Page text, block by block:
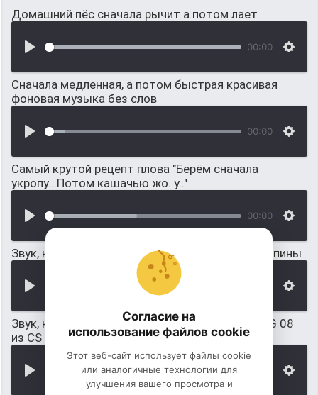
Домашний пёс сначала рычит а потом лает
00:00
Сначала медленная, а потом быстрая красивая
фоновая музыка без слов
00:00
Самый крутой рецепт плова "Берём сначала
укропу...Потом кашачью жо..у.."
00:00
Звук, когда SSG 08 из CS GO вытащили из-за спины
Звук, когда вытащили обойму из винтовки SSG 08
из CS GO
Согласие на
использование файлов cookie
Этот веб-сайт использует файлы cookie
или аналогичные технологии для
улучшения вашего просмотра и